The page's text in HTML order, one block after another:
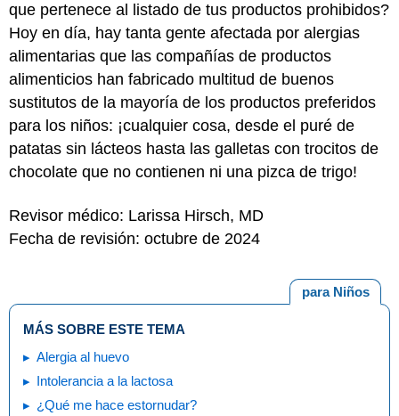
que pertenece al listado de tus productos prohibidos?
Hoy en día, hay tanta gente afectada por alergias
alimentarias que las compañías de productos
alimenticios han fabricado multitud de buenos
sustitutos de la mayoría de los productos preferidos
para los niños: ¡cualquier cosa, desde el puré de
patatas sin lácteos hasta las galletas con trocitos de
chocolate que no contienen ni una pizca de trigo!
Revisor médico: Larissa Hirsch, MD
Fecha de revisión: octubre de 2024
para Niños
MÁS SOBRE ESTE TEMA
Alergia al huevo
Intolerancia a la lactosa
¿Qué me hace estornudar?